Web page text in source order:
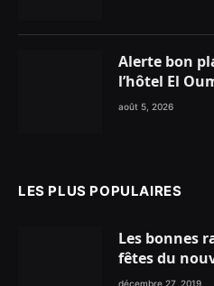
Alerte bon
l’hôtel El
enflammer
août 5, 2026
LES PLUS POPULAIRES
Les bonnes
fêtes du
décembre 27, 2019